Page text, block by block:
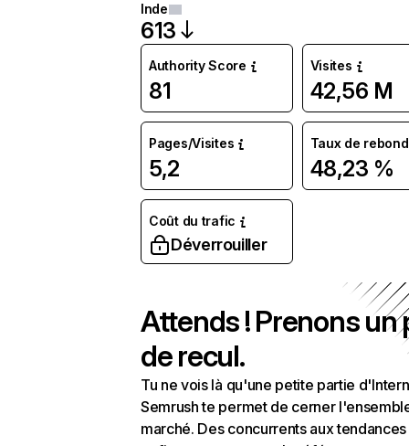
Inde
613
Authority Score
81
Visites
42,56 M
Pages/Visites
5,2
Taux de rebond
48,23 %
Coût du trafic
Déverrouiller
Attends ! Prenons un
de recul.
Tu ne vois là qu'une petite partie
Semrush te permet de cerner
marché. Des concurrents aux